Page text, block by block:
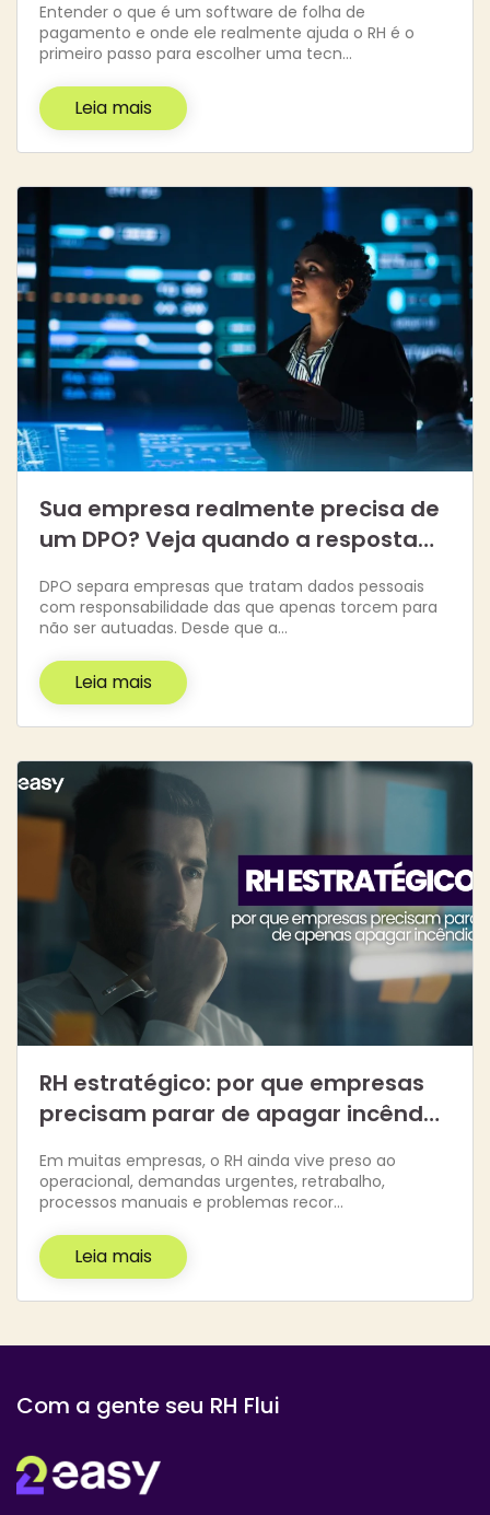
Entender o que é um software de folha de
pagamento e onde ele realmente ajuda o RH é o
primeiro passo para escolher uma tecn…
Leia mais
Sua empresa realmente precisa de
um DPO? Veja quando a resposta…
DPO separa empresas que tratam dados pessoais
com responsabilidade das que apenas torcem para
não ser autuadas. Desde que a…
Leia mais
RH estratégico: por que empresas
precisam parar de apagar incênd…
Em muitas empresas, o RH ainda vive preso ao
operacional, demandas urgentes, retrabalho,
processos manuais e problemas recor…
Leia mais
Com a gente seu RH Flui